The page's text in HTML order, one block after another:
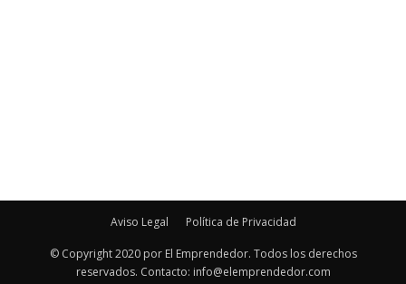
Aviso Legal Política de Privacidad
© Copyright 2020 por El Emprendedor. Todos los derechos
reservados. Contacto: info@elemprendedor.com